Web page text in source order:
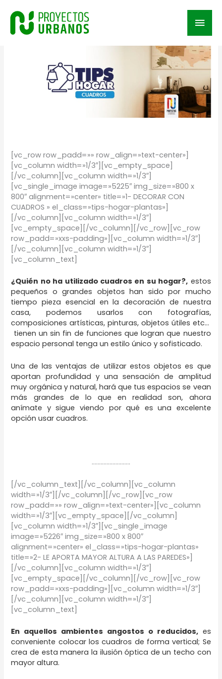
contenido
[vc_row row_padd=»» row_align=»text-center»]
[vc_column width=»1/3″][vc_empty_space]
[/vc_column][vc_column width=»1/3″]
[vc_single_image image=»5225″ img_size=»800 x
800″ alignment=»center» title=»1- DECORAR CON
CUADROS » el_class=»tips-hogar-plantas»]
[/vc_column][vc_column width=»1/3″]
[vc_empty_space][/vc_column][/vc_row][vc_row
row_padd=»xxs-padding»][vc_column width=»1/3″]
[/vc_column][vc_column width=»1/3″]
[vc_column_text]
¿Quién no ha utilizado cuadros en su hogar?, estos
pequeños o grandes objetos han sido por mucho
tiempo pieza esencial en la decoración de nuestra
casa, podemos usarlos con fotografías,
composiciones artísticas, pinturas, objetos útiles etc…
tienen un sin fin de funciones que logran que nuestro
espacio personal tenga un estilo único y sofisticado.
Una de las ventajas de utilizar estos objetos es que
aportan profundidad y una sensación de amplitud
muy orgánica y natural, hará que tus espacios se vean
más grandes de lo que en realidad son, ahora
anímate y sigue viendo por qué es una excelente
opción usar cuadros.
……………………..
[/vc_column_text][/vc_column][vc_column
width=»1/3″][/vc_column][/vc_row][vc_row
row_padd=»» row_align=»text-center»][vc_column
width=»1/3″][vc_empty_space][/vc_column]
[vc_column width=»1/3″][vc_single_image
image=»5226″ img_size=»800 x 800″
alignment=»center» el_class=»tips-hogar-plantas»
title=»2- LE APORTA MAYOR ALTURA A LAS PAREDES»]
[/vc_column][vc_column width=»1/3″]
[vc_empty_space][/vc_column][/vc_row][vc_row
row_padd=»xxs-padding»][vc_column width=»1/3″]
[/vc_column][vc_column width=»1/3″]
[vc_column_text]
En aquellos ambientes angostos o reducidos,es
conveniente colocar los cuadros de forma vertical; Se
crea de esta manera la ilusión óptica de un techo con
mayor altura.